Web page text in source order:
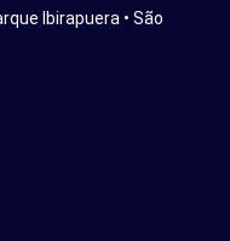
Ibirapuera • São